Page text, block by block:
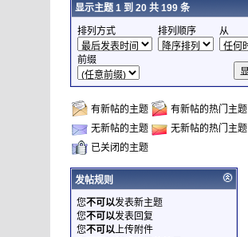
显示主题 1 到 20 共 199 条
排列方式 排列顺序 从
前缀
有新帖的主题
有新帖的热门主题
无新帖的主题
无新帖的热门主题
已关闭的主题
发帖规则
您不可以发表新主题
您不可以发表回复
您不可以上传附件